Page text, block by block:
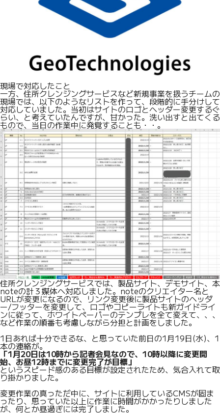
現場で対応したこと
一方、住所クレンジングサービスなど新規事業を扱うチームの
現場では、以下のようなリストを作って、段階的に手分けして
対応していました。当初はサイトのロゴとヘッダー変更するぐ
らい、と考えていたんですが、甘かった。洗い出すと出てくる
もので、当日の作業中に発覚することも・・。
住所クレンジングサービスでは、製品サイト、デモサイト、本
noteの計３媒体へ対応しました。noteのクリエイター名と
URLが変更になるので、リンク変更後に製品サイトのヘッダ
ー/フッターを変更して、ロゴやコピーライトも新ガイドライ
ンに従って、ホワイトペーパーのテンプレを全て変えて、、、
など作業の順番も考慮しながら分担と計画をしました。
1日あれば十分できるな、と思っていた前日の1月19日(水)、1
本の連絡が。
「1月20日は10時から記者会見なので、10時以降に変更開
始、お昼12時までに変更完了が目標」
というスピード感のある目標が設定されたため、気合入れて取
り掛かりました。
変更作業の真っただ中に、サイトに利用しているCMSが固ま
ったり、思っていた以上に作業に時間がかかったりしました
が、何とか昼過ぎには完了しました。